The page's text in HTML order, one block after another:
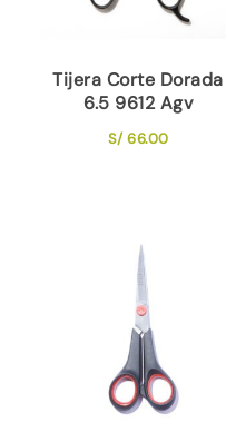
Tijera Corte Dorada
6.5 9612 Agv
S/66.00